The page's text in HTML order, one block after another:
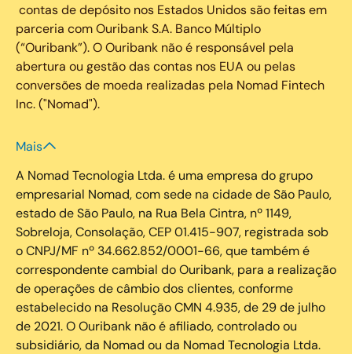
contas de depósito nos Estados Unidos são feitas em
parceria com Ouribank S.A. Banco Múltiplo
(“Ouribank”). O Ouribank não é responsável pela
abertura ou gestão das contas nos EUA ou pelas
conversões de moeda realizadas pela Nomad Fintech
Inc. ("Nomad").
Mais
A Nomad Tecnologia Ltda. é uma empresa do grupo
empresarial Nomad, com sede na cidade de São Paulo,
estado de São Paulo, na Rua Bela Cintra, nº 1149,
Sobreloja, Consolação, CEP 01.415-907, registrada sob
o CNPJ/MF nº 34.662.852/0001-66, que também é
correspondente cambial do Ouribank, para a realização
de operações de câmbio dos clientes, conforme
estabelecido na Resolução CMN 4.935, de 29 de julho
de 2021. O Ouribank não é afiliado, controlado ou
subsidiário, da Nomad ou da Nomad Tecnologia Ltda.